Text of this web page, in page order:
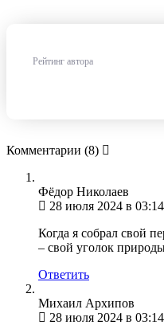
Рейтинг автора
Комментарии (8)
Фёдор Николаев
28 июля 2024 в 03:14
Когда я собрал свой
– свой уголок
Ответить
Михаил Архипов
28 июля 2024 в 03:14